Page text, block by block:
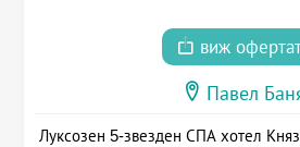
виж
Павел
Луксозен 5-звезден СПА хотел